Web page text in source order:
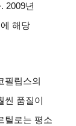
. 2009년
해당
필립스의
씬 품질이
틸로는 평소